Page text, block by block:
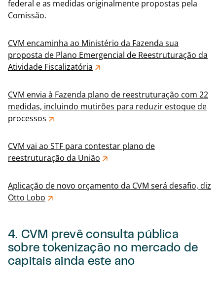
federal e as medidas originalmente propostas pela
Comissão.
CVM encaminha ao Ministério da Fazenda sua
proposta de Plano Emergencial de Reestruturação da
Atividade Fiscalizatória
CVM envia à Fazenda plano de reestruturação com 22
medidas, incluindo mutirões para reduzir estoque de
processos
CVM vai ao STF para contestar plano de
reestruturação da União
Aplicação de novo orçamento da CVM será desafio, diz
Otto Lobo
4. CVM prevê consulta pública
sobre tokenização no mercado de
capitais ainda este ano